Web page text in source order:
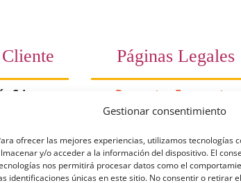
Gestionar consentimiento
ofrecer las mejores experiencias, utilizamos tecnologías
y/o acceder a la información del dispositivo. El
nos permitirá procesar datos como el
identificaciones únicas en este sitio. No consentir o retirar
S.L.
nº10
Lunes a
Páginas Legales
Preguntas Frecuentes
Política de Privacidad
Política de Cookies